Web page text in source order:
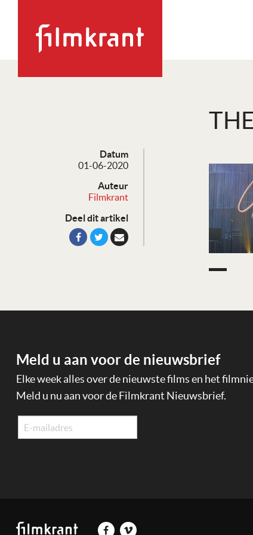
Datum
01-06-2020
Auteur
Filmkrant
Deel dit artikel
Meld u aan voor de nieuwsbrief
Elke week alles over de nieuwste films en het
Meld u nu aan voor de Filmkrant Nieuwsbrief.